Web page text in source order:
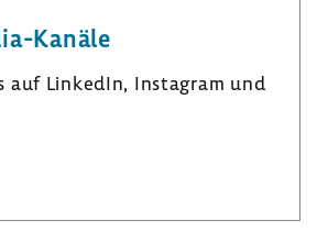
Kanäle
auf LinkedIn, Insta­gram und